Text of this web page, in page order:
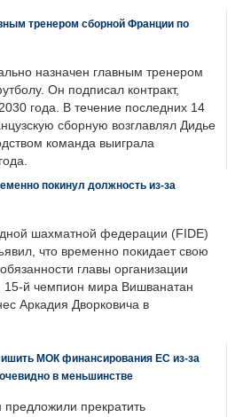
тренером сборной Франции по
назначен главным тренером
Он подписал контракт,
года. В течение последних 14
сборную возглавлял Дидье
команда выиграла
покинул должность из-за
шахматной федерации (FIDE)
что временно покидает свою
главы организации
15-й чемпион мира Вишванатан
Аркадия Дворковича в
МОК финансирования ЕС из-за
в меньшинстве
предложили прекратить